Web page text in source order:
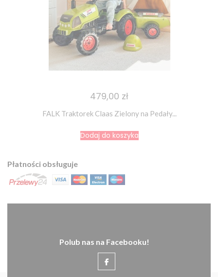
479,00 zł
FALK Traktorek Claas Zielony na Pedały...
Dodaj do koszyka
Płatności obsługuje
Polub nas na Facebooku!